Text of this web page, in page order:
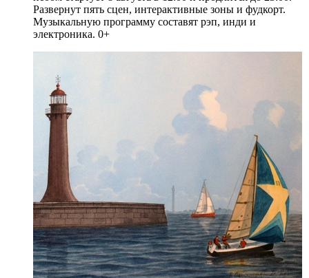
Развернут пять сцен, интерактивные зоны и фудкорт.
Музыкальную программу составят рэп, инди и
электроника. 0+